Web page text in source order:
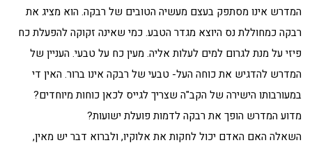
המדרש אינו מסתפק בעצם מעשיה הטובים של רבקה. הוא מציג את
רבקה כמחוללת נס היוצא מגדר הטבע. כמי שאינה זקוקה להפעלת כח
פיזי על מנת לגרום למים לעלות אליה. מעין כח על טבעי. העניין של
המדרש להדגיש את כוחה העל- טבעי של רבקה אינו ברור. האין די
במעורבותו הישירה של הקב"ה שצריך לגייס לכאן כוחות מיוחדים?
מדוע המדרש הופך את רבקה לדמות פועלת ישועות?
השאלה האם האדם יכול לחקות את אלוקיו, ולברוא דבר יש מאין,